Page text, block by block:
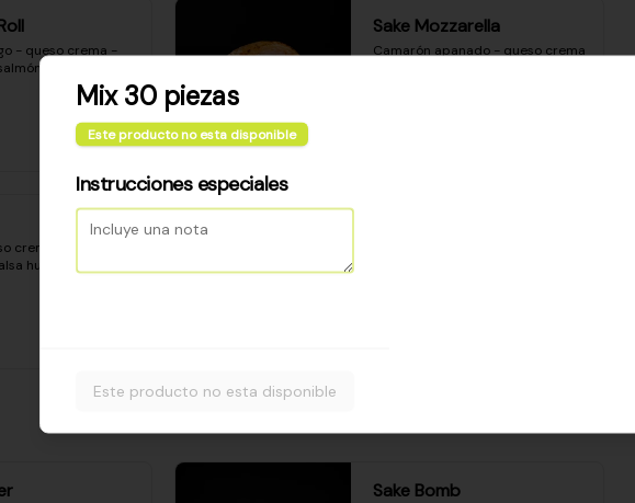
- queso crema -
gratinado
Sake Mozzarella
Camarón apanado - queso crema
crema - pimentón -
huancaína
Sake Bomb
Mix 30 piezas
Este producto no esta disponible
Instrucciones especiales
Este producto no esta disponible